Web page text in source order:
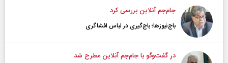
جام‌جم آنلاین بررسی کرد
باج‌نیوزها؛ باج‌گیری در لباس افشاگری
در گفت‌و‌گو با جام‌جم آنلاین مطرح شد